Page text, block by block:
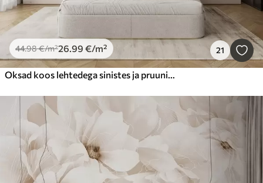
44.98€/m²26.99 €/m² 21
Oksad koos lehtedega sinistes ja pruunides toonides, heledal taustal, pehme ja õrn, akvarellstiilis